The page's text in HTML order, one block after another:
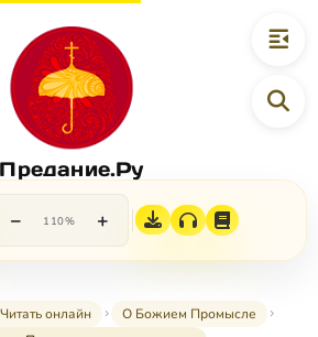
Предание.Ру
− 110% +
Читать онлайн
О Божием Промысле